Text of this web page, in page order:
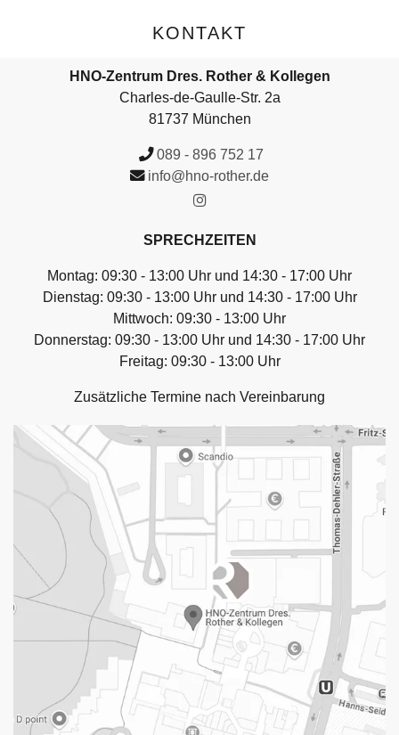
KONTAKT
HNO-Zentrum Dres. Rother & Kollegen
Charles-de-Gaulle-Str. 2a
81737 München
089 - 896 752 17
info@hno-rother.de
SPRECHZEITEN
Montag: 09:30 - 13:00 Uhr und 14:30 - 17:00 Uhr
Dienstag: 09:30 - 13:00 Uhr und 14:30 - 17:00 Uhr
Mittwoch: 09:30 - 13:00 Uhr
Donnerstag: 09:30 - 13:00 Uhr und 14:30 - 17:00 Uhr
Freitag: 09:30 - 13:00 Uhr
Zusätzliche Termine nach Vereinbarung